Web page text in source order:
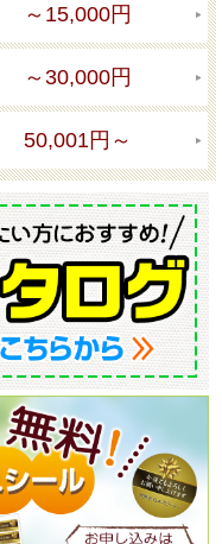
～15,000円
～30,000円
50,001円～